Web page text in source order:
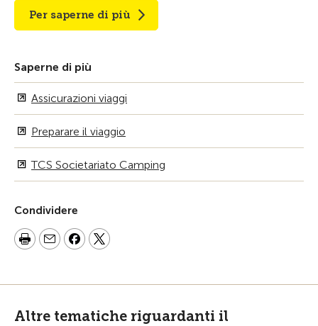
Per saperne di più
Saperne di più
Assicurazioni viaggi
Preparare il viaggio
TCS Societariato Camping
Condividere
Altre tematiche riguardanti il